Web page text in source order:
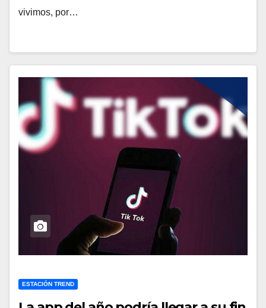
vivimos, por…
ESTACIÓN TREND